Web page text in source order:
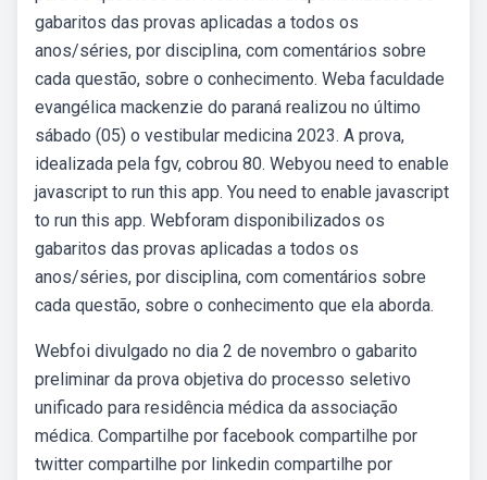
gabaritos das provas aplicadas a todos os
anos/séries, por disciplina, com comentários sobre
cada questão, sobre o conhecimento. Weba faculdade
evangélica mackenzie do paraná realizou no último
sábado (05) o vestibular medicina 2023. A prova,
idealizada pela fgv, cobrou 80. Webyou need to enable
javascript to run this app. You need to enable javascript
to run this app. Webforam disponibilizados os
gabaritos das provas aplicadas a todos os
anos/séries, por disciplina, com comentários sobre
cada questão, sobre o conhecimento que ela aborda.
Webfoi divulgado no dia 2 de novembro o gabarito
preliminar da prova objetiva do processo seletivo
unificado para residência médica da associação
médica. Compartilhe por facebook compartilhe por
twitter compartilhe por linkedin compartilhe por